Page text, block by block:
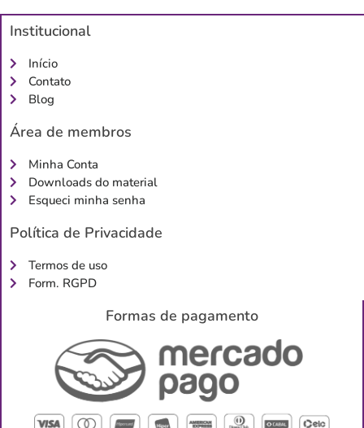
Institucional
Início
Contato
Blog
Área de membros
Minha Conta
Downloads do material
Esqueci minha senha
Política de Privacidade
Termos de uso
Form. RGPD
Formas de pagamento